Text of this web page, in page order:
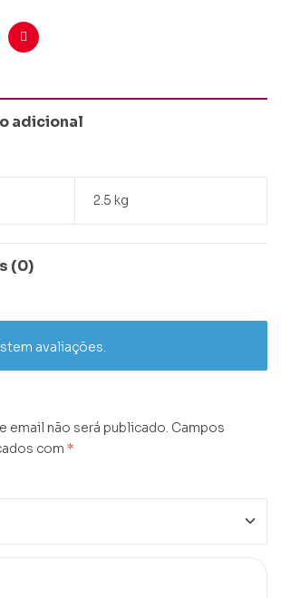
Pinterest
adicional
2.5 kg
(0)
avaliações.
email não será publicado. Campos
com *